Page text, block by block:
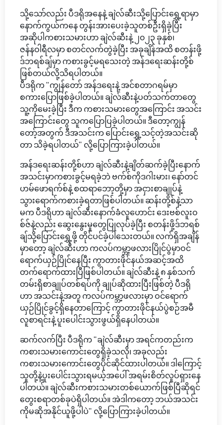
သို့သော်လည်း ပီဒရိုအနေနဲ့ ချဲလ်ဆီးသို့ပြောင်းရွှေ့ရာမှာ
နောက်ကွယ်ကနေ တွန်းအားပေးခဲ့သူတစ်ဦးရှိခဲ့ပြီး
အဆိုပါကစားသမားဟာ ချဲလ်ဆီးနဲ့ ၂၀၂၃ ခုနှစ်၊
ဇန်နဝါရီလမှာ စတင်လက်တွဲခဲ့ပြီး အခုချိန်အထိ စတန်းဖို့
ဒ်ဘရစ်ချ်မှာ ကစားခွင့်မရသေးတဲ့ အန်ဒရေးဆန်းတို့စ်
ဖြစ်တယ်လို့သိရပါတယ်။
ပီဒရိုက "ကျွန်တော် အန်ဒရေးနဲ့ အင်စတာဂရမ်မှာ
စကားပြောဖြစ်ခဲ့ပါတယ်။ ချဲလ်ဆီးနဲ့ပတ်သက်တာတွေ
သူ့ကိုမေးခဲ့ပြီး ဒီက ကစားသမားတွေအကြောင်း အသင်း
အကြောင်းတွေ သူကပြောပြခဲ့ပါတယ်။ ဒီတော့ကျွန်
တော့်အတွက် ဒီအသင်းက ပြောင်းရွှေ့သင့်တဲ့အသင်းဆို
တာ သိခဲ့ရပါတယ်" လို့ပြောကြားခဲ့ပါတယ်။
အန်ဒရေးဆန်းတို့စ်ဟာ ချဲလ်ဆီးနဲ့ချိတ်ဆက်ခဲ့ပြီးနောက်
အသင်းမှာကစားခွင့်မရခဲ့ဘဲ ဗက်စ်ကိုဒဂါးမား၊ နော်တင်
ဟမ်ဖောရက်စ်နဲ့ စထရာဘော့တို့မှာ အငှားစာချုပ်နဲ့
သွားရောက်ကစားခဲ့ရတာဖြစ်ပါတယ်။ ဆန်းတို့စ်နဲ့သာ
မက ပီဒရိုဟာ ချဲလ်ဆီးနောက်ခံလူဟောင်း ဒေးဗစ်လူးဝ
စ်ဇ်နဲ့လည်း ဆွေးနွေးမှုတွေပြုလုပ်ခဲ့ပြီး စတန်းဖို့ဒ်ဘရစ်
ချ်သို့ပြောင်းရွှေ့ဖို့ တိုင်ပင်ခဲ့ပါသေးတယ်။ လက်ရှိအချိန်
မှာတော့ ချဲလ်ဆီးဟာ ကလပ်ကမ္ဘာ့ဖလားပြိုင်ပွဲမှာဝင်
ရောက်ယှဉ်ပြိုင်နေပြီး ကွာတားဖိုင်နယ်အဆင့်အထိ
တက်ရောက်ထားပြီဖြစ်ပါတယ်။ ချဲလ်ဆီးနဲ့ ၈ နှစ်သက်
တမ်းရှိစာချုပ်တစ်ရပ်ကို ချုပ်ဆိုထားပြီးဖြစ်တဲ့ ပီဒရို
ဟာ အသင်းနဲ့အတူ ကလပ်ကမ္ဘာ့ဖလားမှာ ဝင်ရောက်
ယှဉ်ပြိုင်ခွင့်ရှိနေတာကြောင့် ကွာတားဖိုင်နယ်ပွဲစဉ်အမီ
လူစာရင်းနဲ့ ပူးပေါင်းသွားဖွယ်ရှိနေပါတယ်။
ဆက်လက်ပြီး ပီဒရိုက "ချဲလ်ဆီးမှာ အရင်ကတည်းက
ကစားသမားကောင်းတွေရှိခဲ့သလို၊ အခုလည်း
ကစားသမားကောင်းတွေပိုင်ဆိုင်ထားပါတယ်။ ဒါကြောင့်
သူတို့နဲ့ပူးပေါင်းသွားရမယ့်အပေါ် အရမ်းစိတ်လှုပ်ရှားနေ
ပါတယ်။ ချဲလ်ဆီးကစားသမားတစ်ယောက်ဖြစ်ပြီဆိုရင်
တွေးစရာတစ်ခုပဲရှိပါတယ်။ အဲဒါကတော့ ဘယ်အသင်း
ကိုမဆိုအနိုင်ယူဖို့ပါပဲ" လို့ပြောကြားခဲ့ပါတယ်။